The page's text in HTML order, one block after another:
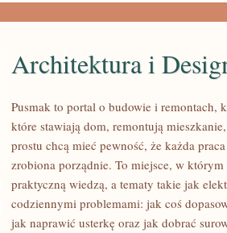
ARCHITEKTURA
Architektura i
Pusmak to portal o budowie i remontach,
które stawiają dom, remontują
prostu chcą mieć pewność, że każda
zrobiona porządnie. To miejsce, w
praktyczną wiedzą, a tematy takie jak
codziennymi problemami: jak coś
jak naprawić usterkę oraz jak dobrać